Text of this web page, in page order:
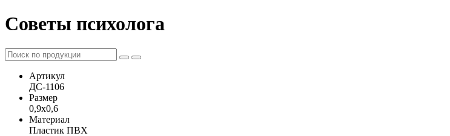
Советы психолога
Артикул
ДС-1106
Размер
0,9x0,6
Материал
Пластик ПВХ